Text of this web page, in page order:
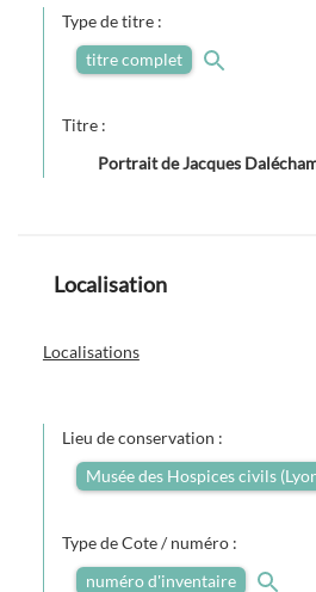
Type de titre :
titre complet
Titre :
Portrait de Jacques
Localisation
Localisations
Lieu de conservation :
Musée des Hospices civils
Type de Cote / numéro :
numéro d'inventaire